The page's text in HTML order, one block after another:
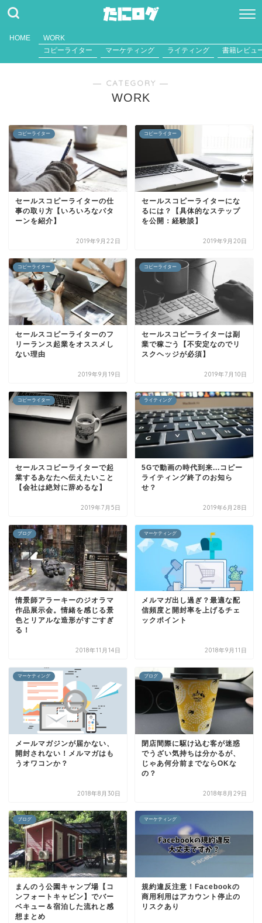
HOME
WORK
コピーライター
マーケティング ライティング 書籍レビュ
― CATEGORY ―
WORK
コピーライター
セールスコピーライターの仕
事の取り方【いろいろなパタ
ーンを紹介】
2019年9月22日
コピーライター
セールスコピーライターにな
るには？【具体的なステップ
を公開：経験談】
2019年9月20日
コピーライター
セールスコピーライターのフ
リーランス起業をオススメし
ない理由
2019年9月19日
コピーライター
セールスコピーライターは副
業で稼ごう【不安定なのでリ
スクヘッジが必須】
2019年7月10日
コピーライター
セールスコピーライターで起
業するあなたへ伝えたいこと
【会社は絶対に辞めるな】
2019年7月5日
ライティング
5Gで動画の時代到来...コピー
ライティング終了のお知ら
せ？
2019年6月28日
ブログ
情景師アラーキーのジオラマ
作品展示会。情緒を感じる景
色とリアルな造形がすごすぎ
る！
2018年11月14日
マーケティング
メルマガ出し過ぎ？最適な配
信頻度と開封率を上げるチェ
ックポイント
2018年9月11日
マーケティング
メールマガジンが届かない、
開封されない！メルマガはも
うオワコンか？
2018年8月30日
ブログ
閉店間際に駆け込む客が迷惑
でうざい気持ちは分かるが、
じゃあ何分前までならOKな
の？
2018年8月29日
ブログ
まんのう公園キャンプ場【コ
ンフォートキャビン】でバー
ベキュー＆宿泊した流れと感
想まとめ
マーケティング
規約違反注意！Facebookの
商用利用はアカウント停止の
リスクあり